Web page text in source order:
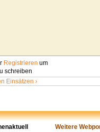
Registrieren um
schreiben
Einsätzen ›
Weitere